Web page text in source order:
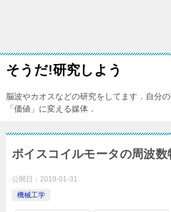
そうだ!研究しよう
脳波やカオスなどの研究をしてます．自分
「価値」に変える媒体．
ボイスコイルモータの周波数
公開日： 2019-01-31
機械工学